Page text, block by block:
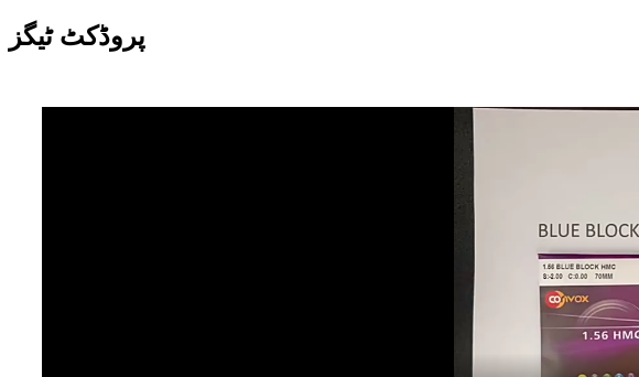
پروڈکٹ ٹیگز